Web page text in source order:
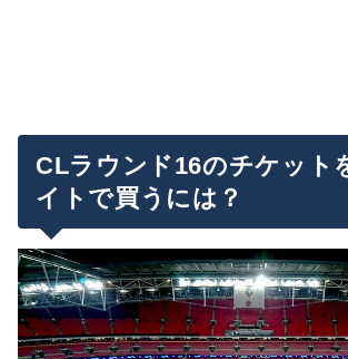
CLラウンド16のチケット
イトで買うには？